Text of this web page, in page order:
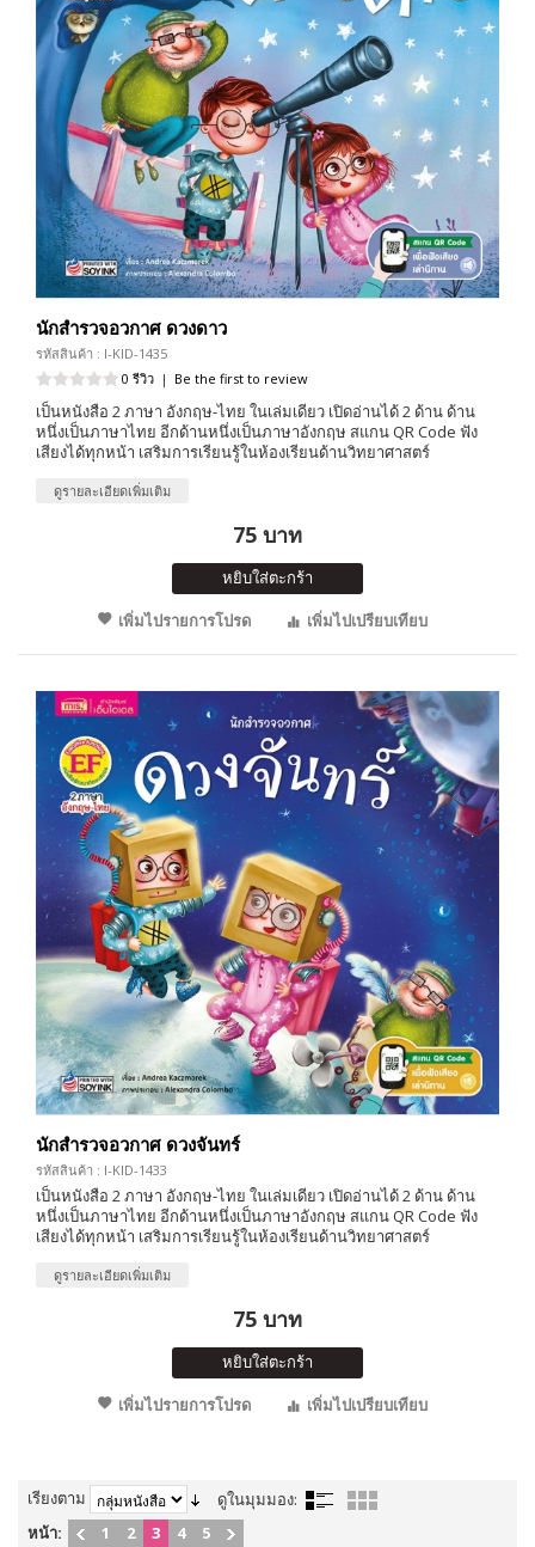
นักสำรวจอวกาศ ดวงดาว
รหัสสินค้า : I-KID-1435
0 รีวิว | Be the first to review
เป็นหนังสือ 2 ภาษา อังกฤษ-ไทย ในเล่มเดียว เปิดอ่านได้ 2 ด้าน ด้าน
หนึ่งเป็นภาษาไทย อีกด้านหนึ่งเป็นภาษาอังกฤษ สแกน QR Code ฟัง
เสียงได้ทุกหน้า เสริมการเรียนรู้ในห้องเรียนด้านวิทยาศาสตร์
ดูรายละเอียดเพิ่มเติม
75 บาท
หยิบใส่ตะกร้า
เพิ่มไปรายการโปรด
เพิ่มไปเปรียบเทียบ
นักสำรวจอวกาศ ดวงจันทร์
รหัสสินค้า : I-KID-1433
เป็นหนังสือ 2 ภาษา อังกฤษ-ไทย ในเล่มเดียว เปิดอ่านได้ 2 ด้าน ด้าน
หนึ่งเป็นภาษาไทย อีกด้านหนึ่งเป็นภาษาอังกฤษ สแกน QR Code ฟัง
เสียงได้ทุกหน้า เสริมการเรียนรู้ในห้องเรียนด้านวิทยาศาสตร์
ดูรายละเอียดเพิ่มเติม
75 บาท
หยิบใส่ตะกร้า
เพิ่มไปรายการโปรด
เพิ่มไปเปรียบเทียบ
เรียงตาม
ดูในมุมมอง:
หน้า:
1 2 3 4 5